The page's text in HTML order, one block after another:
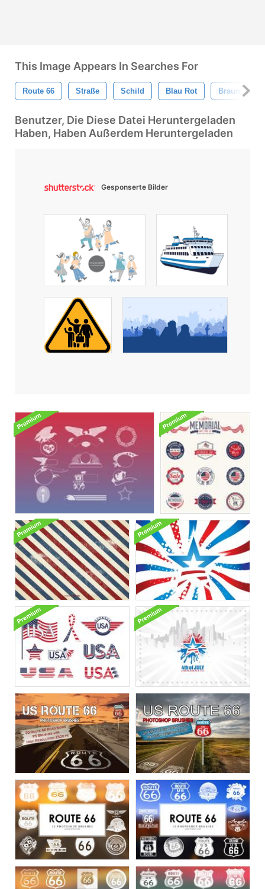
This Image Appears In Searches For
Route 66 Straße Schild Blau Rot Braun
Benutzer, Die Diese Datei Heruntergeladen
Haben, Haben Außerdem Heruntergeladen
Gesponserte Bilder